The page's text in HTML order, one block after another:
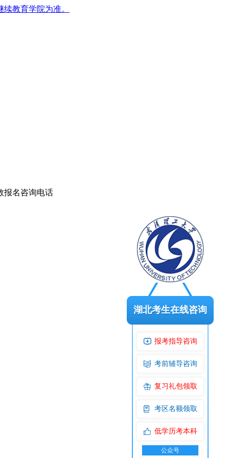
教育学院为准。
湖北考生在线咨询
报考指导咨询
考前辅导咨询
复习礼包领取
考区名额领取
低学历考本科
公众号